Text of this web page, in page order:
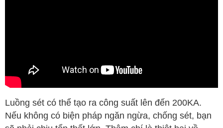
Luồng sét có thể tạo ra công suất lên đến 200KA.
Nếu không có biện pháp ngăn ngừa, chống sét, bạn